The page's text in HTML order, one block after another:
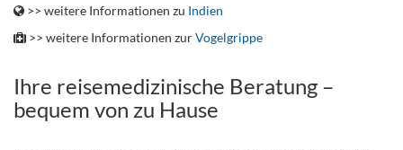
>> weitere Informationen zu Indien
>> weitere Informationen zurVogelgrippe
Ihre reisemedizinische Beratung –
bequem von zu Hause